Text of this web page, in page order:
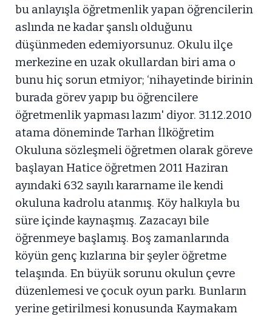
bu anlayışla öğretmenlik yapan öğrencilerin
aslında ne kadar şanslı olduğunu
düşünmeden edemiyorsunuz. Okulu ilçe
merkezine en uzak okullardan biri ama o
bunu hiç sorun etmiyor; ‘nihayetinde birinin
burada görev yapıp bu öğrencilere
öğretmenlik yapması lazım' diyor. 31.12.2010
atama döneminde Tarhan İlköğretim
Okuluna sözleşmeli öğretmen olarak göreve
başlayan Hatice öğretmen 2011 Haziran
ayındaki 632 sayılı kararname ile kendi
okuluna kadrolu atanmış. Köy halkıyla bu
süre içinde kaynaşmış. Zazacayı bile
öğrenmeye başlamış. Boş zamanlarında
köyün genç kızlarına bir şeyler öğretme
telaşında. En büyük sorunu okulun çevre
düzenlemesi ve çocuk oyun parkı. Bunların
yerine getirilmesi konusunda Kaymakam